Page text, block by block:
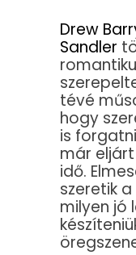
Drew
Sandler
tévé
hogy
is
már
idő.
szeretik
milyen jó